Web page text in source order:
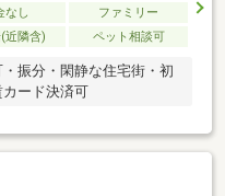
なし
ファミリー
近隣含) ペット相談可
振分・閑静な住宅街・初
ード決済可